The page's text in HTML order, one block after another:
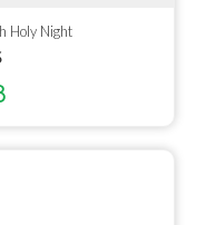
Holy Night